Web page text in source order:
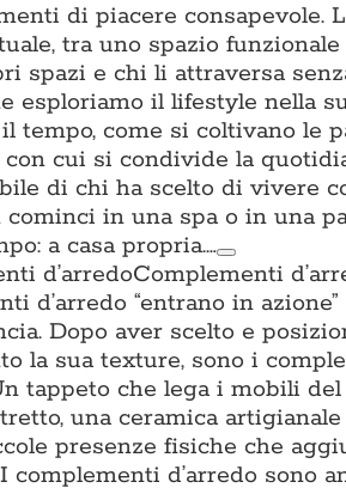
di piacere consapevole.
tra uno spazio
spazi e chi li attraversa
esploriamo il lifestyle nella
tempo, come si coltivano le
cui si condivide la
di chi ha scelto di vivere
cominci in una spa o in una
a casa propria.…
d’arredoComplementi
d’arredo “entrano in
Dopo aver scelto e
la sua texture, sono i
tappeto che lega i mobili
una ceramica
presenze fisiche che
complementi d’arredo